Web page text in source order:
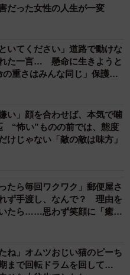
だった女性の人生が一変
いてください」道路で動けな
た一言… 懸命に生きようと
重さはみんな同じ」保護団
い」顔を合わせば、本気で噛
“怖い”ものの前では、態度
けじゃない「敵の敵は味方」
たら毎回ワクワク」郵便屋さ
ず手渡し、なんで？ 理由を
たら……思わず笑顔に「癒し
ね」オムツおじい猫のピーち
まで回転ドラムを回して…